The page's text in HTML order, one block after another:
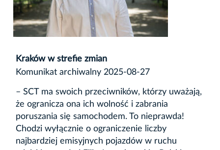
Kraków w strefie zmian
Komunikat archiwalny 2025-08-27
– SCT ma swoich przeciwników, którzy uważają,
że ogranicza ona ich wolność i zabrania
poruszania się samochodem. To nieprawda!
Chodzi wyłącznie o ograniczenie liczby
najbardziej emisyjnych pojazdów w ruchu